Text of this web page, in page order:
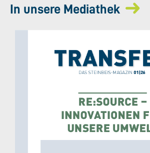
In unsere Mediathek